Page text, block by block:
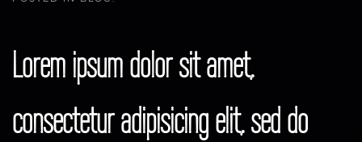
Lorem ipsum dolor sit amet,
consectetur adipisicing elit, sed do